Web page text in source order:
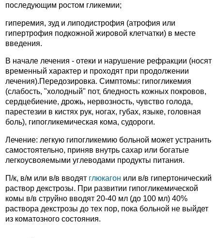
последующим ростом гликемии;
гиперемия, зуд и липодистрофия (атрофия или
гипертрофия подкожной жировой клетчатки) в месте
введения.
В начале лечения - отеки и нарушение рефракции (носят
временный характер и проходят при продолжении
лечения).Передозировка. Симптомы: гипогликемия
(слабость, "холодный" пот, бледность кожных покровов,
сердцебиение, дрожь, нервозность, чувство голода,
парестезии в кистях рук, ногах, губах, языке, головная
боль), гипогликемическая кома, судороги.
Лечение: легкую гипогликемию больной может устранить
самостоятельно, приняв внутрь сахар или богатые
легкоусвояемыми углеводами продукты питания.
П/к, в/м или в/в вводят глюкагон или в/в гипертонический
раствор декстрозы. При развитии гипогликемической
комы в/в струйно вводят 20-40 мл (до 100 мл) 40%
раствора декстрозы до тех пор, пока больной не выйдет
из коматозного состояния.